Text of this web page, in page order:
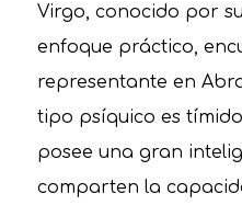
Virgo, conocido por
enfoque práctico,
representante en
tipo psíquico es
posee una gran
comparten la